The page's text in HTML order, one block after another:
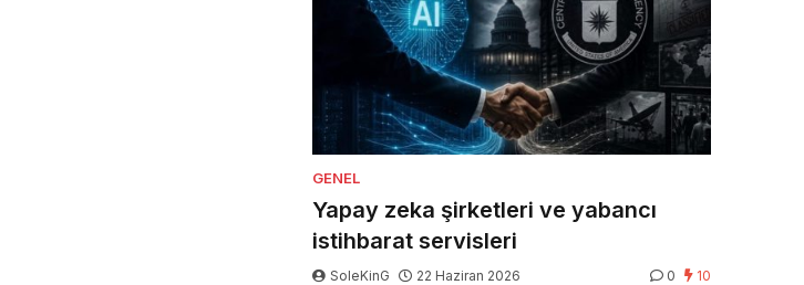
GENEL
Yapay zeka şirketleri ve yabancı
istihbarat servisleri
SoleKinG 22 Haziran 2026 0 10